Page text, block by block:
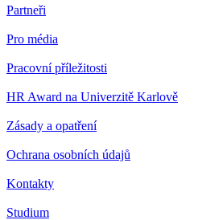
Partneři
Pro média
Pracovní příležitosti
HR Award na Univerzitě Karlově
Zásady a opatření
Ochrana osobních údajů
Kontakty
Studium